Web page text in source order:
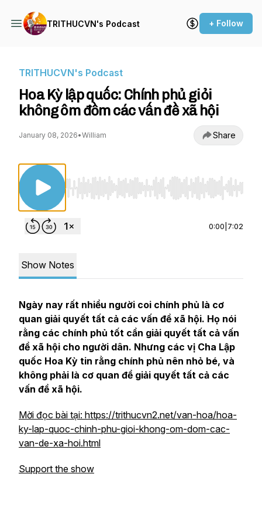
TRITHUCVN's Podcast + Follow
TRITHUCVN's Podcast
Hoa Kỳ lập quốc: Chính phủ giỏi
không ôm đồm các vấn đề xã hội
January 08, 2026•William Share
Use Left/Right to seek, Home/End to jump
0:00 7:02
Show Notes
Ngày nay rất nhiều người coi chính phủ là cơ
quan giải quyết tất cả các vấn đề xã hội. Họ nói
rằng các chính phủ tốt cần giải quyết tất cả vấn
đề xã hội cho người dân. Nhưng các vị Cha Lập
quốc Hoa Kỳ tin rằng chính phủ nên nhỏ bé, và
không phải là cơ quan để giải quyết tất cả các
vấn đề xã hội.
Mời đọc bài tại: https://trithucvn2.net/van-hoa/hoa-
ky-lap-quoc-chinh-phu-gioi-khong-om-dom-cac-
van-de-xa-hoi.html
Support the show